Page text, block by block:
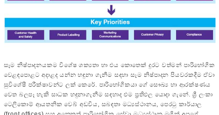
සෑම නිෂ්පාදනයකම විශේෂ ශක්‍යතා හා එය කොතෙක් දුරට වත්මන් පාරිභෝගික
වෙළඳපොළට අදාළද යන්න හඳුනා ගැනීම සඳහා සෑම නිෂ්පාදන පියවරකදීම ඒවා
සුවිශේෂී පරීක්ෂාවන්ට ලක් කෙරේ. පාරිභෝගිකයා ගේ සෞඛ්‍ය හා ආරක්ෂණය
වෙත බලපෑ හැකි සාධක හඳුනාගැනීම සඳහාද එම ප්‍රතිඵල යොදා ගැනේ. ශ්‍රී ලංකා
ටෙලිකොම් ආයතනික වෙබ් අඩවිය, සබඳතා මධ්‍යස්ථානය, පෙරටු කාර්යාල